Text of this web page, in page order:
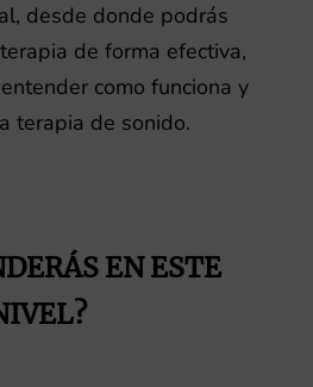
desde donde podrás
de forma efectiva,
como funciona y
terapia de sonido.
EN ESTE